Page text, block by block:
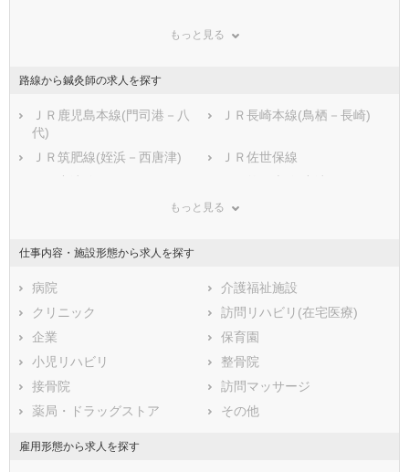
山口県
福岡県
熊本県
大分県
宮崎県
鹿児島県
神埼市
三養基郡上峰町
東松浦郡玄海町
西松浦郡有田町
杵島郡大町町
杵島郡白石町
藤津郡太良町
もっと見る
路線から鍼灸師の求人を探す
ＪＲ鹿児島本線(門司港－八
代)
ＪＲ長崎本線(鳥栖－長崎)
ＪＲ筑肥線(姪浜－西唐津)
ＪＲ佐世保線
ＪＲ唐津線
ＪＲ筑肥本線(唐津－伊万里)
松浦鉄道西九州線
もっと見る
仕事内容・施設形態から求人を探す
病院
介護福祉施設
クリニック
訪問リハビリ(在宅医療)
企業
保育園
小児リハビリ
整骨院
接骨院
訪問マッサージ
薬局・ドラッグストア
その他
雇用形態から求人を探す